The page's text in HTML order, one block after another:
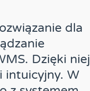
dla
Dzięki niej
intuicyjny. W